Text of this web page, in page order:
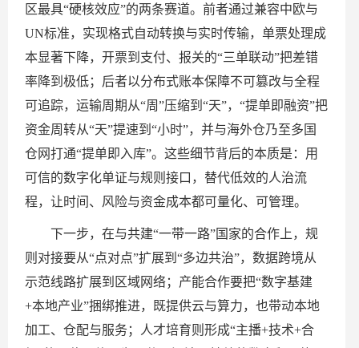
区最具“硬核效应”的两条赛道。前者通过兼容中欧与
UN标准，实现格式自动转换与实时传输，单票处理成
本显著下降，开票到支付、报关的“三单联动”把差错
率降到极低；后者以分布式账本保障不可篡改与全程
可追踪，运输周期从“周”压缩到“天”，“提单即融资”把
资金周转从“天”提速到“小时”，并与海外仓乃至多国
仓网打通“提单即入库”。这些细节背后的本质是：用
可信的数字化单证与规则接口，替代低效的人治流
程，让时间、风险与资金成本都可量化、可管理。
下一步，在与共建“一带一路”国家的合作上，规
则对接要从“点对点”扩展到“多边共治”，数据跨境从
示范线路扩展到区域网络；产能合作要把“数字基建
+本地产业”捆绑推进，既提供云与算力，也带动本地
加工、仓配与服务；人才培育则形成“主播+技术+合